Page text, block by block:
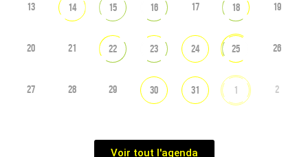
13 14 15 16 17 18 19
20 21 22 23 24 25 26
27 28 29 30 31 1 2
Voir tout l'agenda